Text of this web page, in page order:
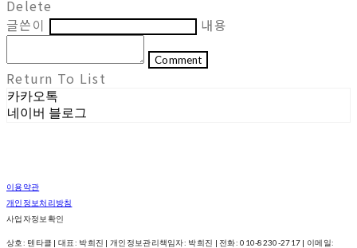
Delete
글쓴이
내용
Comment
Return To List
카카오톡
네이버 블로그
이용약관
개인정보처리방침
사업자정보확인
상호: 텐타클 | 대표: 박희진 | 개인정보관리책임자: 박희진 | 전화: 010-8230-2717 | 이메일: